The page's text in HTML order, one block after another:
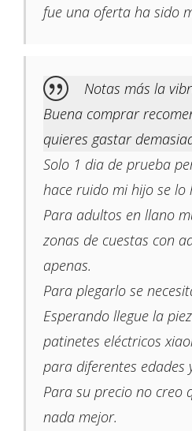
fue una oferta ha sido
Notas más la
Buena comprar
quieres gastar
Solo 1 dia de prueba
hace ruido mi hijo se lo
Para adultos en llano
zonas de cuestas con
apenas.
Para plegarlo se
Esperando llegue la
patinetes eléctricos
para diferentes edades
Para su precio no creo
nada mejor.